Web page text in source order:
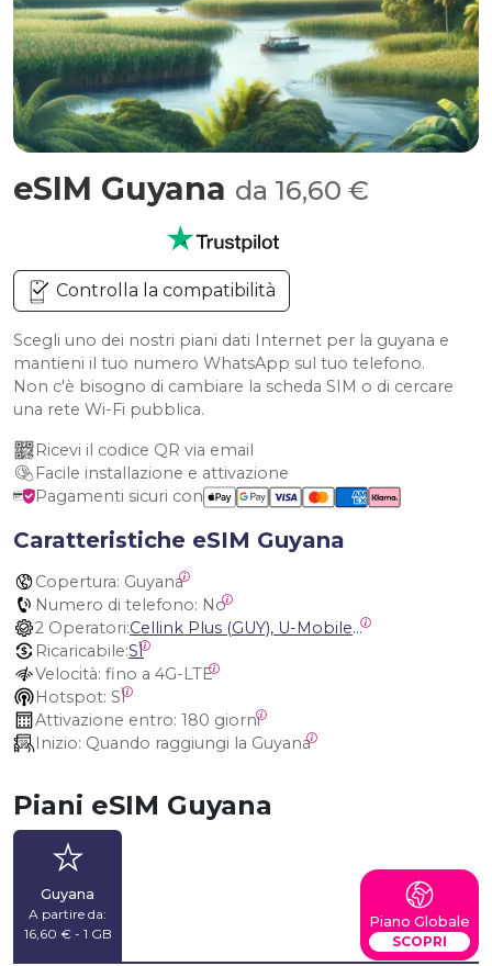
eSIM Guyana da 16,60 €
Controlla la compatibilità
Scegli uno dei nostri piani dati Internet per la guyana e
mantieni il tuo numero WhatsApp sul tuo telefono.
Non c'è bisogno di cambiare la scheda SIM o di cercare
una rete Wi-Fi pubblica.
Ricevi il codice QR via email
Facile installazione e attivazione
Pagamenti sicuri con
Caratteristiche eSIM Guyana
Copertura: Guyana
Numero di telefono: No
2 Operatori:
Cellink Plus (GUY), U-Mobile (GUY)
Ricaricabile:SÌ
Velocità: fino a 4G-LTE
Hotspot: SÌ
Attivazione entro: 180 giorni
Inizio: Quando raggiungi la Guyana
Piani eSIM Guyana
Guyana
A partire da:
16,60 € - 1 GB
Piano Globale
SCOPRI